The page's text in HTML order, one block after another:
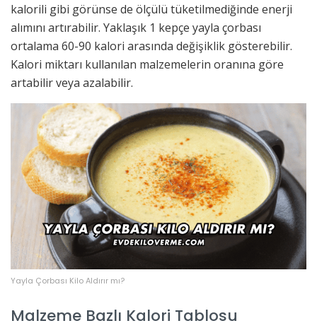
kalorili gibi görünse de ölçülü tüketilmediğinde enerji
alımını artırabilir. Yaklaşık 1 kepçe yayla çorbası
ortalama 60-90 kalori arasında değişiklik gösterebilir.
Kalori miktarı kullanılan malzemelerin oranına göre
artabilir veya azalabilir.
Yayla Çorbası Kilo Aldırır mı?
Malzeme Bazlı Kalori Tablosu